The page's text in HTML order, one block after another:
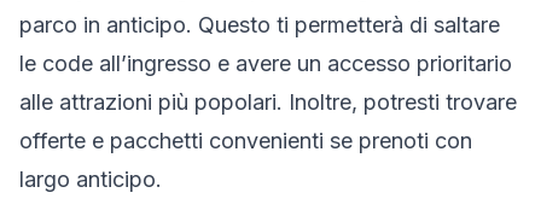
parco in anticipo. Questo ti permetterà di saltare
le code all’ingresso e avere un accesso prioritario
alle attrazioni più popolari. Inoltre, potresti trovare
offerte e pacchetti convenienti se prenoti con
largo anticipo.